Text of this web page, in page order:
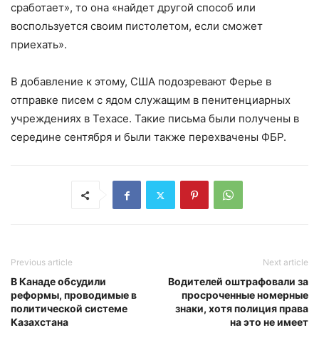
сработает», то она «найдет другой способ или
воспользуется своим пистолетом, если сможет
приехать».
В добавление к этому, США подозревают Ферье в
отправке писем с ядом служащим в пенитенциарных
учреждениях в Техасе. Такие письма были получены в
середине сентября и были также перехвачены ФБР.
Previous article
В Канаде обсудили
реформы, проводимые в
политической системе
Казахстана
Next article
Водителей оштрафовали за
просроченные номерные
знаки, хотя полиция права
на это не имеет